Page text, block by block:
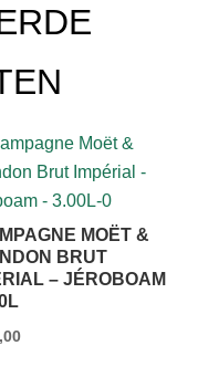
MOËT &
BRUT
– JÉROBOAM